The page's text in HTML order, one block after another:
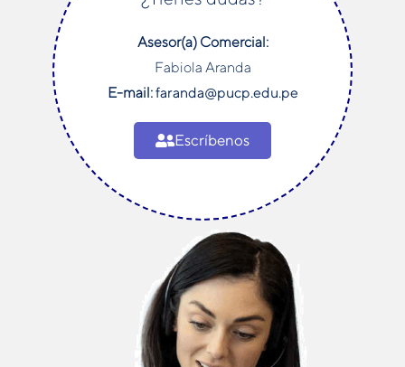
Asesor(a) Comercial:
Fabiola Aranda
E-mail:faranda@pucp.edu.pe
Escríbenos